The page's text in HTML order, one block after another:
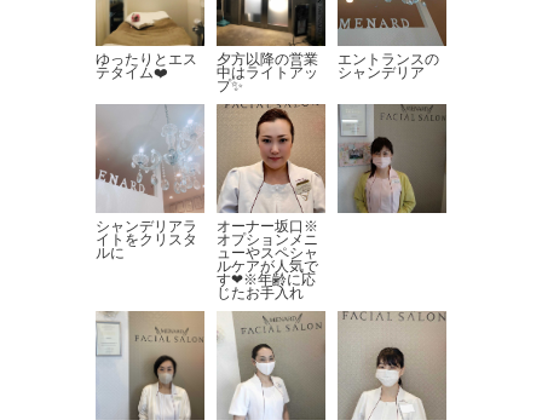
ゆったりとエス
テタイム❤️
夕方以降の営業
中はライトアッ
プ✨
エントランスの
シャンデリア
シャンデリアラ
イトをクリスタ
ルに
オーナー坂口※
オプションメニ
ューやスペシャ
ルケアが人気で
す❤︎※年齢に応
じたお手入れ